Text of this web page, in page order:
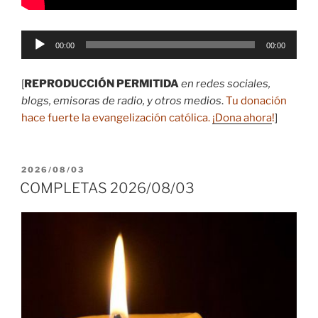
Reproductor
00:00 00:00
[REPRODUCCIÓN PERMITIDAen redes sociales,
blogs, emisoras de radio, y otros medios.Tu donación
hace fuerte la evangelización católica. ¡Dona ahora!]
PUBLICADO
EL
2026/08/03
COMPLETAS 2026/08/03